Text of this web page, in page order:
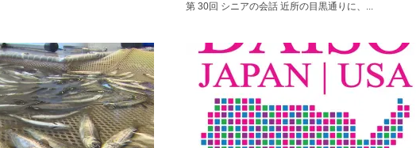
第 30回 シニアの会話 近所の目黒通りに、...